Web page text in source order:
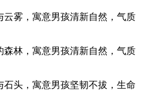
云雾，寓意男孩清新自然，气质
森林，寓意男孩清新自然，气质
石头，寓意男孩坚韧不拔，生命